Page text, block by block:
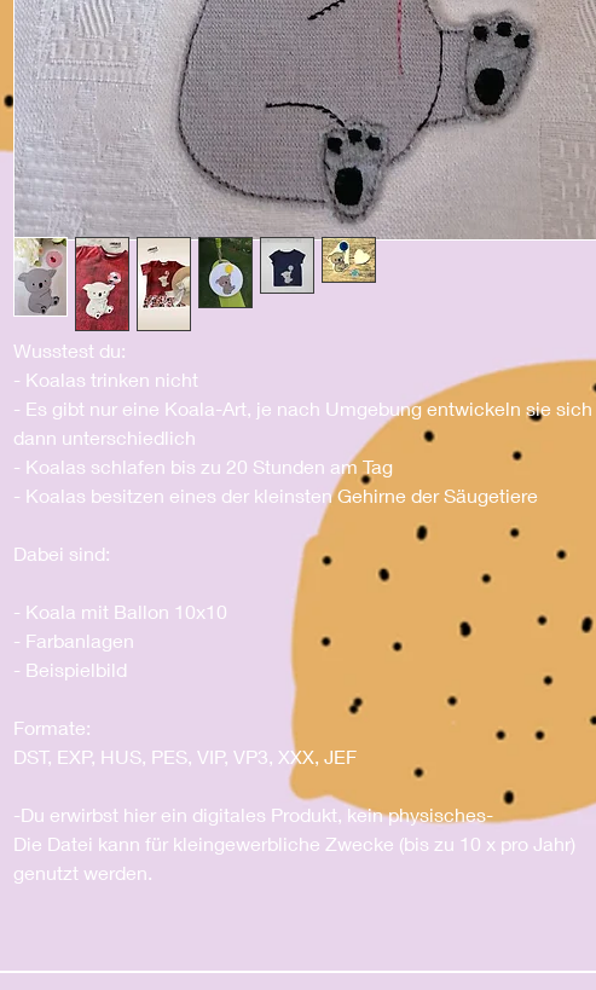
Wusstest du:
- Koalas trinken nicht
- Es gibt nur eine Koala-Art, je nach Umgebung entwickeln sie sich
dann unterschiedlich
- Koalas schlafen bis zu 20 Stunden am Tag
- Koalas besitzen eines der kleinsten Gehirne der Säugetiere
Dabei sind:
- Koala mit Ballon 10x10
- Farbanlagen
- Beispielbild
Formate:
DST, EXP, HUS, PES, VIP, VP3, XXX, JEF
-Du erwirbst hier ein digitales Produkt, kein physisches-
Die Datei kann für kleingewerbliche Zwecke (bis zu 10 x pro Jahr)
genutzt werden.